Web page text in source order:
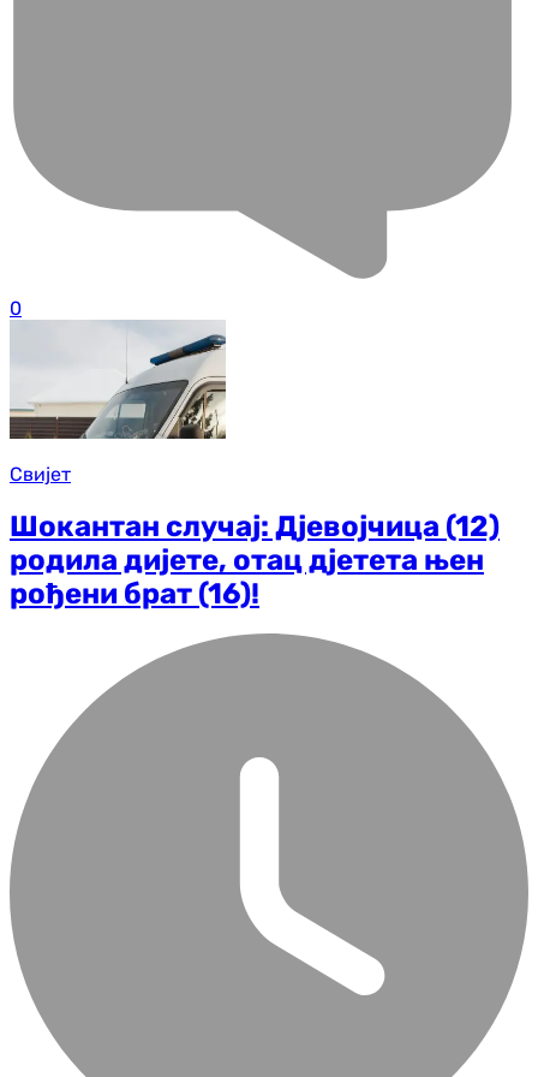
0
Свијет
Шокантан случај: Дјевојчица (12)
родила дијете, отац дјетета њен
рођени брат (16)!